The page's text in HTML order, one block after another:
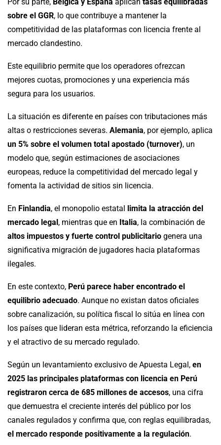
sobre el GGR, lo que contribuye a mantener la
competitividad de las plataformas con licencia frente al
mercado clandestino.
Este equilibrio permite que los operadores ofrezcan
mejores cuotas, promociones y una experiencia más
segura para los usuarios.
La situación es diferente en países con tributaciones más
altas o restricciones severas. Alemania, por ejemplo, aplica
un 5% sobre el volumen total apostado (turnover), un
modelo que, según estimaciones de asociaciones
europeas, reduce la competitividad del mercado legal y
fomenta la actividad de sitios sin licencia.
En Finlandia, el monopolio estatal limita la atracción del
mercado legal, mientras que en Italia, la combinación de
altos impuestos y fuerte control publicitario genera una
significativa migración de jugadores hacia plataformas
ilegales.
En este contexto, Perú parece haber encontrado el
equilibrio adecuado. Aunque no existan datos oficiales
sobre canalización, su política fiscal lo sitúa en línea con
los países que lideran esta métrica, reforzando la eficiencia
y el atractivo de su mercado regulado.
Según un levantamiento exclusivo de Apuesta Legal, en
2025 las principales plataformas con licencia en Perú
registraron cerca de 685 millones de accesos, una cifra
que demuestra el creciente interés del público por los
canales regulados y confirma que, con reglas equilibradas,
el mercado responde positivamente a la regulación.